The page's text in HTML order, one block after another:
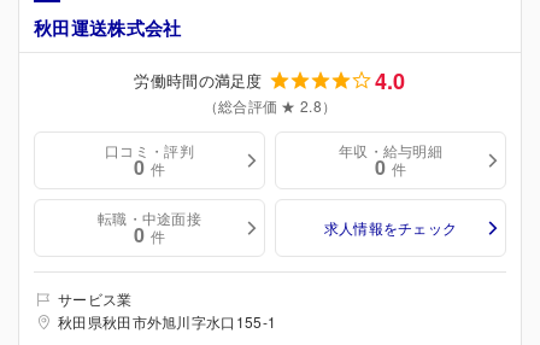
秋田運送株式会社
労働時間の満足度 4.0
（総合評価 ★ 2.8）
口コミ・評判
0 件
年収・給与明細
0 件
転職・中途面接
0 件 求人情報をチェック
サービス業
秋田県秋田市外旭川字水口155-1